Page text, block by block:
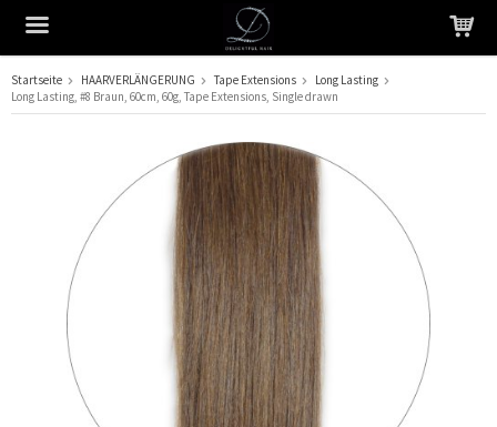
Das Produkt wurde in Ihren Warenkorb gelegt
Startseite HAARVERLÄNGERUNG Tape Extensions
Long Lasting
Long Lasting, #8 Braun, 60cm, 60g, Tape Extensions, Single drawn